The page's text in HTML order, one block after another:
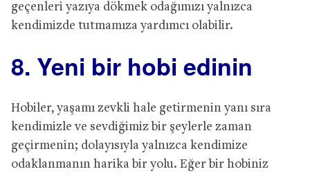
geçenleri yazıya dökmek odağımızı yalnızca
kendimizde tutmamıza yardımcı olabilir.
8. Yeni bir hobi edinin
Hobiler, yaşamı zevkli hale getirmenin yanı sıra
kendimizle ve sevdiğimiz bir şeylerle zaman
geçirmenin; dolayısıyla yalnızca kendimize
odaklanmanın harika bir yolu. Eğer bir hobiniz